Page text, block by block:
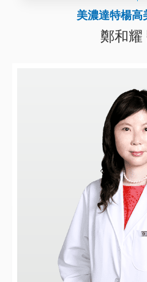
美濃達特楊高
鄭和耀